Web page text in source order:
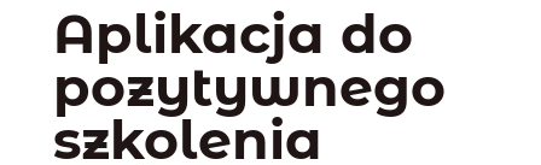
Aplikacja do
pozytywnego
szkolenia